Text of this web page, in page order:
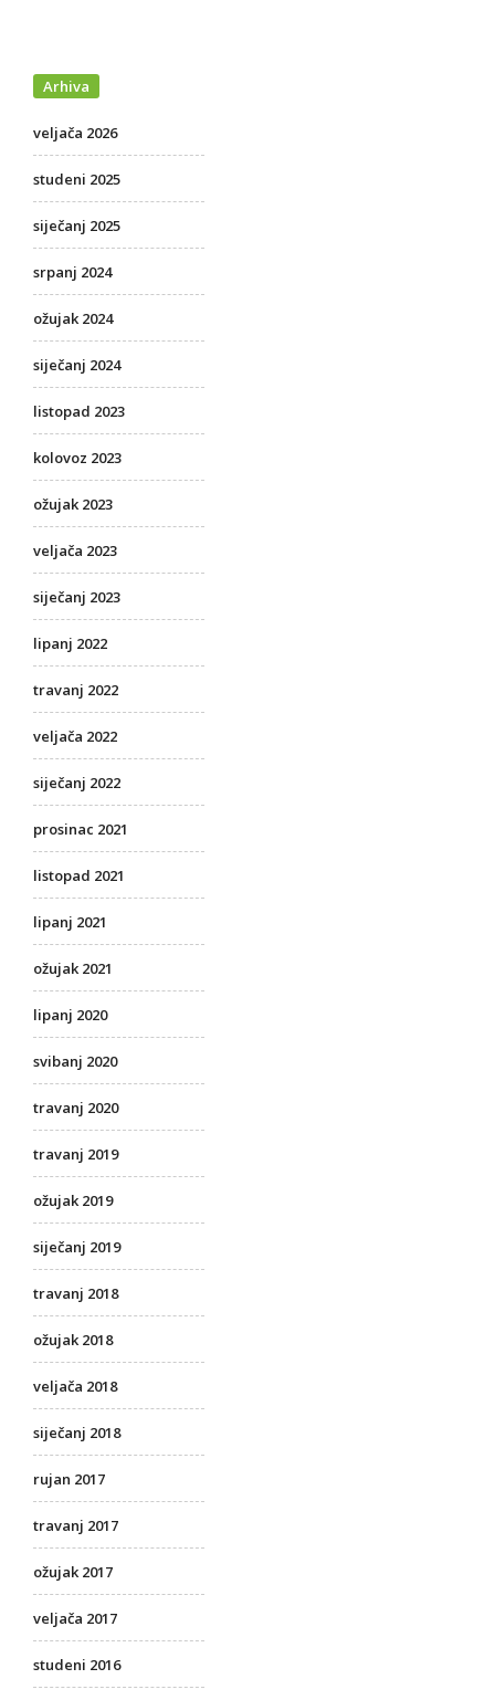
Arhiva
veljača 2026
studeni 2025
siječanj 2025
srpanj 2024
ožujak 2024
siječanj 2024
listopad 2023
kolovoz 2023
ožujak 2023
veljača 2023
siječanj 2023
lipanj 2022
travanj 2022
veljača 2022
siječanj 2022
prosinac 2021
listopad 2021
lipanj 2021
ožujak 2021
lipanj 2020
svibanj 2020
travanj 2020
travanj 2019
ožujak 2019
siječanj 2019
travanj 2018
ožujak 2018
veljača 2018
siječanj 2018
rujan 2017
travanj 2017
ožujak 2017
veljača 2017
studeni 2016